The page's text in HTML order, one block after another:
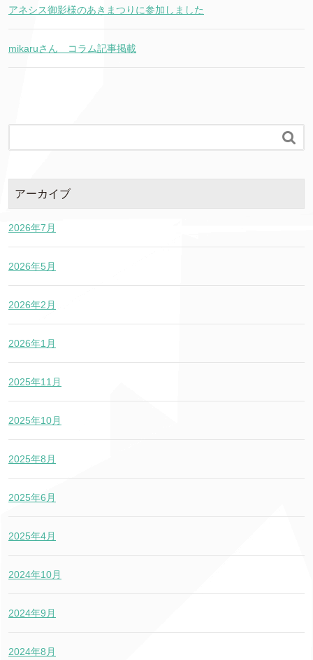
アネシス御影様のあきまつりに参加しました
mikaruさん コラム記事掲載

アーカイブ
2026年7月
2026年5月
2026年2月
2026年1月
2025年11月
2025年10月
2025年8月
2025年6月
2025年4月
2024年10月
2024年9月
2024年8月